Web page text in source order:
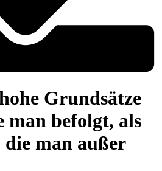
Grundsätze
man befolgt, als
die man außer